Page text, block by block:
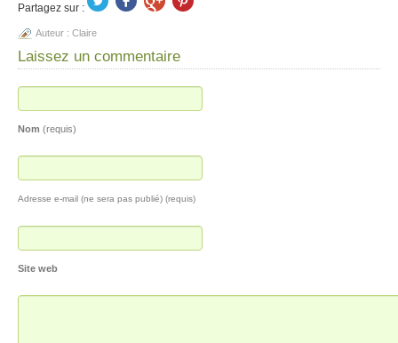
Partagez sur :
Auteur : Claire
Laissez un commentaire
Nom (requis)
Adresse e-mail (ne sera pas publié) (requis)
Site web